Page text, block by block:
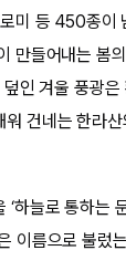
미 등 450종이
만들어내는 봄
인 겨울 풍광
건네는 한라
‘하늘로 통하는
이름으로 불렀